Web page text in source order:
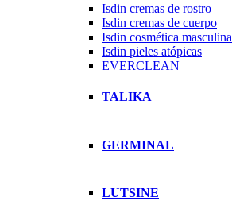
Isdin cremas de rostro
Isdin cremas de cuerpo
Isdin cosmética masculina
Isdin pieles atópicas
EVERCLEAN
TALIKA
GERMINAL
LUTSINE